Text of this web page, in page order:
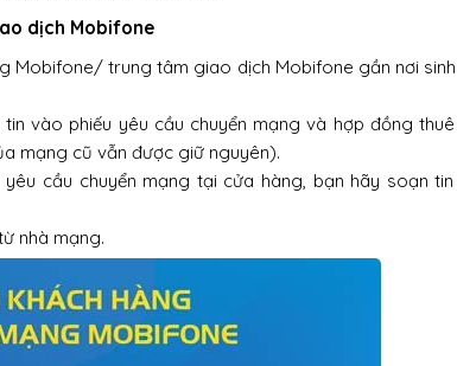
dịch Mobifone
Mobifone/ trung tâm giao dịch Mobifone gần nơi sinh
vào phiếu yêu cầu chuyển mạng và hợp đồng thuê
mạng cũ vẫn được giữ nguyên).
cầu chuyển mạng tại cửa hàng, bạn hãy soạn tin
nhà mạng.